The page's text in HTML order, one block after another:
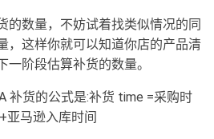
的数量，不妨试着找类似情况的同
，这样你就可以知道你店的产品清
阶段估算补货的数量。
补货的公式是:补货 time =采购时
亚马逊入库时间